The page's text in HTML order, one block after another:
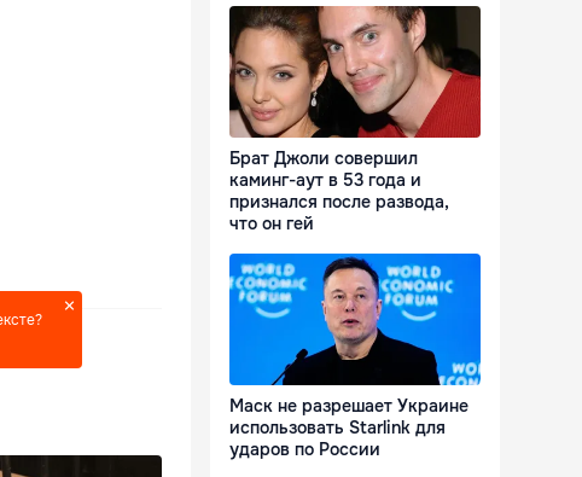
Брат Джоли совершил
каминг-аут в 53 года и
признался после развода,
что он гей
Маск не разрешает Украине
использовать Starlink для
ударов по России